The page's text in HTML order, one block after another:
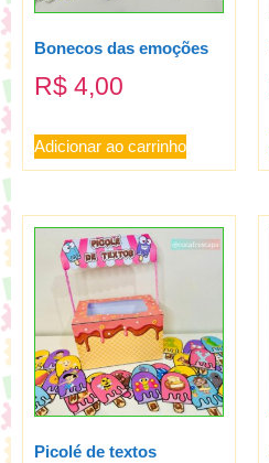
Bonecos das emoções
R$ 4,00
Adicionar ao carrinho
Picolé de textos